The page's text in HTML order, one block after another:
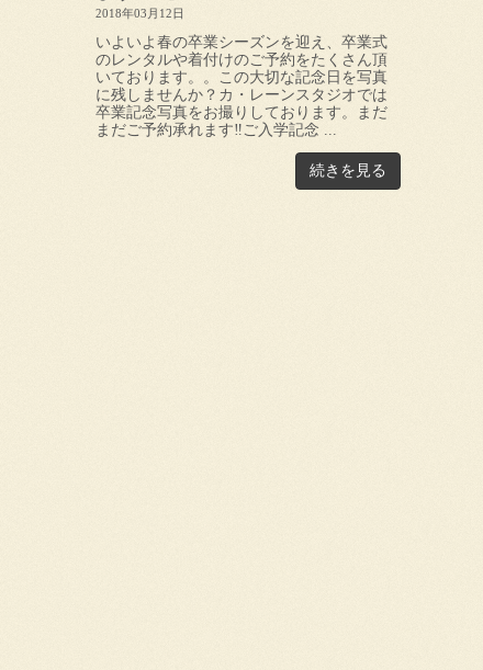
2018年03月12日
いよいよ春の卒業シーズンを迎え、卒業式
のレンタルや着付けのご予約をたくさん頂
いております。。この大切な記念日を写真
に残しませんか？カ・レーンスタジオでは
卒業記念写真をお撮りしております。まだ
まだご予約承れます‼ご入学記念 ...
続きを見る